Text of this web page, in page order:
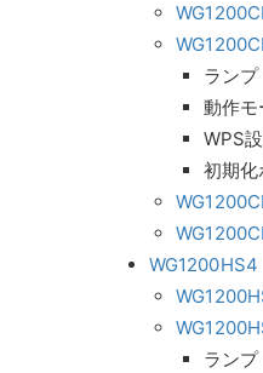
ラン
動作モ
WPS
初期化
WG1200HS4
ラン